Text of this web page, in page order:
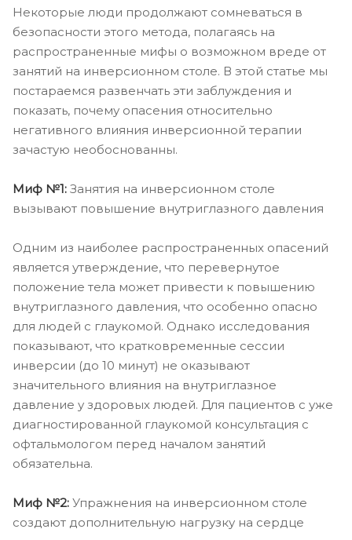
Некоторые люди продолжают сомневаться в
безопасности этого метода, полагаясь на
распространенные мифы о возможном вреде от
занятий на инверсионном столе. В этой статье мы
постараемся развенчать эти заблуждения и
показать, почему опасения относительно
негативного влияния инверсионной терапии
зачастую необоснованны.
Миф №1: Занятия на инверсионном столе
вызывают повышение внутриглазного давления
Одним из наиболее распространенных опасений
является утверждение, что перевернутое
положение тела может привести к повышению
внутриглазного давления, что особенно опасно
для людей с глаукомой. Однако исследования
показывают, что кратковременные сессии
инверсии (до 10 минут) не оказывают
значительного влияния на внутриглазное
давление у здоровых людей. Для пациентов с уже
диагностированной глаукомой консультация с
офтальмологом перед началом занятий
обязательна.
Миф №2: Упражнения на инверсионном столе
создают дополнительную нагрузку на сердце